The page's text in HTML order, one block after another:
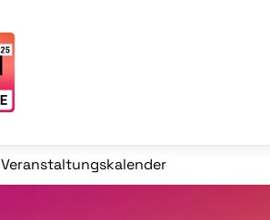
Veranstaltungskalender